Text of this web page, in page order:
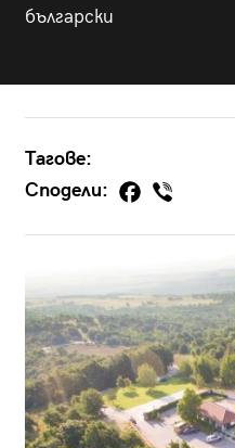
български
Тагове:
Сподели: